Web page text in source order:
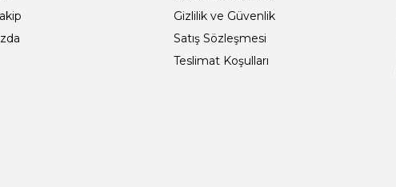
Gizlilik ve Güvenlik
Satış Sözleşmesi
Teslimat Koşulları